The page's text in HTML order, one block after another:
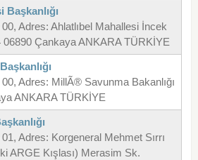
Başkanlığı
Adres: Ahlatlıbel Mahallesi İncek
06890 Çankaya ANKARA TÜRKİYE
Adres: MillÃ® Savunma Bakanlığı
ANKARA TÜRKİYE
Adres: Korgeneral Mehmet Sırrı
ARGE Kışlası) Merasim Sk.